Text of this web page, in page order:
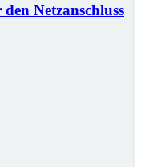
Netzanschluss